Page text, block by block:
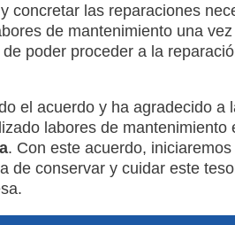
concretar las reparaciones
de mantenimiento una
poder proceder a la
el acuerdo y ha agradecido a
labores de mantenimiento
. Con este acuerdo,
de conservar y cuidar este